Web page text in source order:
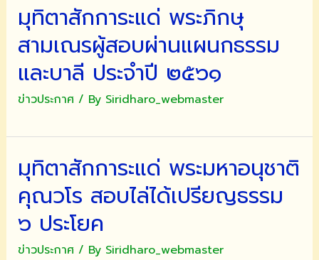
มุทิตาสักการะแด่ พระภิกษุ
สามเณรผู้สอบผ่านแผนกธรรม
และบาลี ประจำปี ๒๕๖๑
ข่าวประกาศ/ By Siridharo_webmaster
มุทิตาสักการะแด่ พระมหาอนุชาติ
คุณวโร สอบไล่ได้เปรียญธรรม
๖ ประโยค
ข่าวประกาศ/ By Siridharo_webmaster